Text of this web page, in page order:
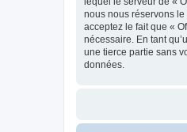
nous nous réservons le
acceptez le fait que «
nécessaire. En tant
une tierce partie sans
données.